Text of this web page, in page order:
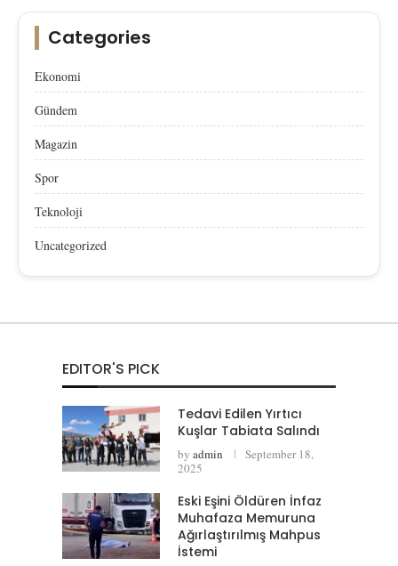
Categories
Ekonomi
Gündem
Magazin
Spor
Teknoloji
Uncategorized
EDITOR'S PICK
Tedavi Edilen Yırtıcı
Kuşlar Tabiata Salındı
by admin
September 18,
2025
Eski Eşini Öldüren İnfaz
Muhafaza Memuruna
Ağırlaştırılmış Mahpus
İstemi